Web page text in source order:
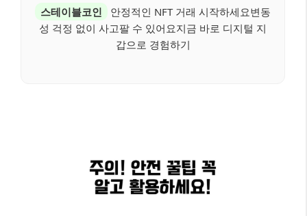
스테이블코인
안정적인 NFT 거래 시작하세요변동
성 걱정 없이 사고팔 수 있어요지금 바로 디지털 지
갑으로 경험하기